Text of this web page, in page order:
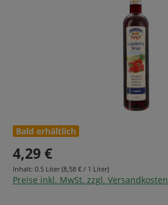
Bald erhältlich
4,29 €
Inhalt: 0.5 Liter (8,58 € / 1 Liter)
Preise inkl. MwSt. zzgl. Versandkosten